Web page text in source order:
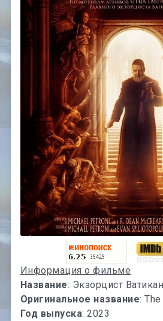
Информация о фильме
Название: Экзорцист
Оригинальное название:
Год выпуска: 2023